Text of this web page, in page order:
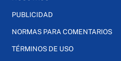
PUBLICIDAD
NORMAS PARA COMENTARIOS
TÉRMINOS DE USO